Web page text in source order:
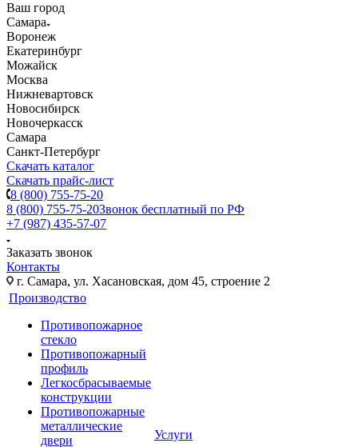
Ваш город
Самара
Воронеж
Екатеринбург
Можайск
Москва
Нижневартовск
Новосибирск
Новочеркасск
Самара
Санкт-Петербург
Скачать каталог
Скачать прайс-лист
8 (800) 755-75-20
8 (800) 755-75-20Звонок бесплатный по РФ
+7 (987) 435-57-07
Заказать звонок
Контакты
г. Самара, ул. Хасановская, дом 45, строение 2
Производство
Противопожарное
стекло
Противопожарный
профиль
Легкосбрасываемые
конструкции
Противопожарные
металлические
двери
Услуги